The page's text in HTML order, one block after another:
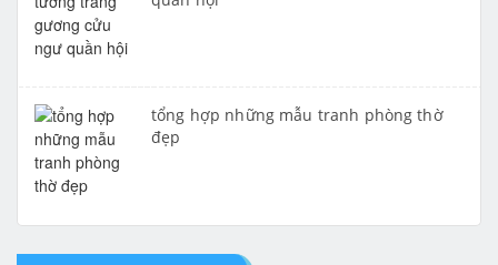
tổng hợp những mẫu tranh phòng thờ
đẹp